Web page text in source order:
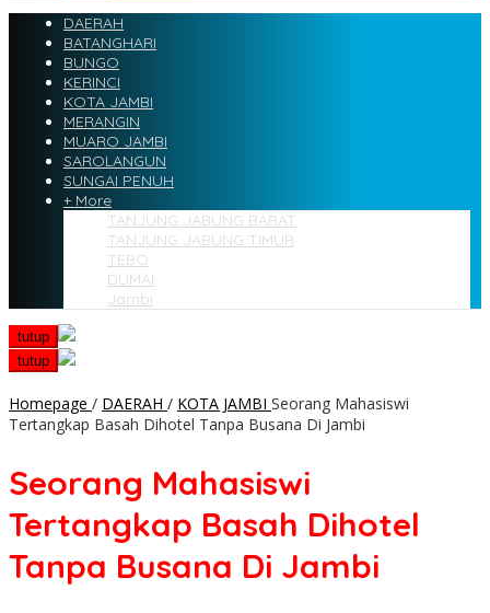
DAERAH
BATANGHARI
BUNGO
KERINCI
KOTA JAMBI
MERANGIN
MUARO JAMBI
SAROLANGUN
SUNGAI PENUH
+ More
TANJUNG JABUNG BARAT
TANJUNG JABUNG TIMUR
TEBO
DUMAI
Jambi
tutup
tutup
Homepage / DAERAH / KOTA JAMBI Seorang Mahasiswi
Tertangkap Basah Dihotel Tanpa Busana Di Jambi
Seorang Mahasiswi
Tertangkap Basah Dihotel
Tanpa Busana Di Jambi